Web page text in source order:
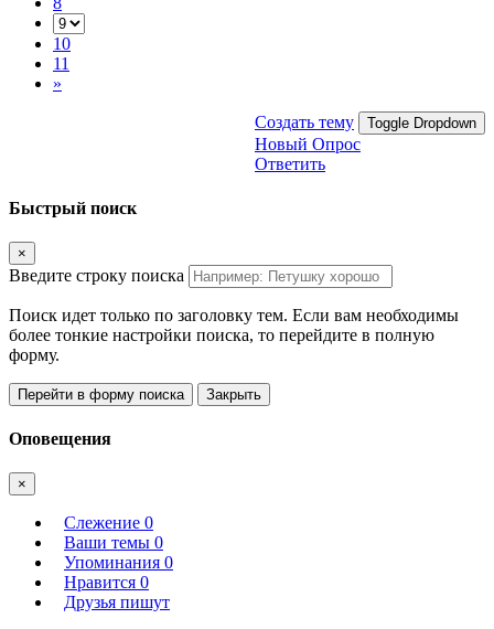
10
11
»
Создать тему Toggle Dropdown
Новый Опрос
Ответить
Быстрый поиск
×
Введите строку поиска
Поиск идет только по заголовку тем. Если вам необходимы
более тонкие настройки поиска, то перейдите в полную
форму.
Перейти в форму поиска Закрыть
Оповещения
×
Слежение 0
Ваши темы 0
Упоминания 0
Нравится 0
Друзья пишут